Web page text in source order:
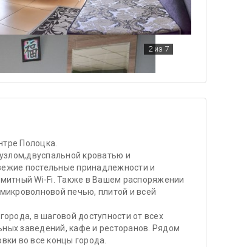
2из 7
Полоцка.
кроватью и
постельные принадлежности и
Wi-Fi. Также в Вашем распоряжении
печью, плитой и всей
в шаговой доступности от всех
заведений, кафе и ресторанов. Рядом
во все концы города.